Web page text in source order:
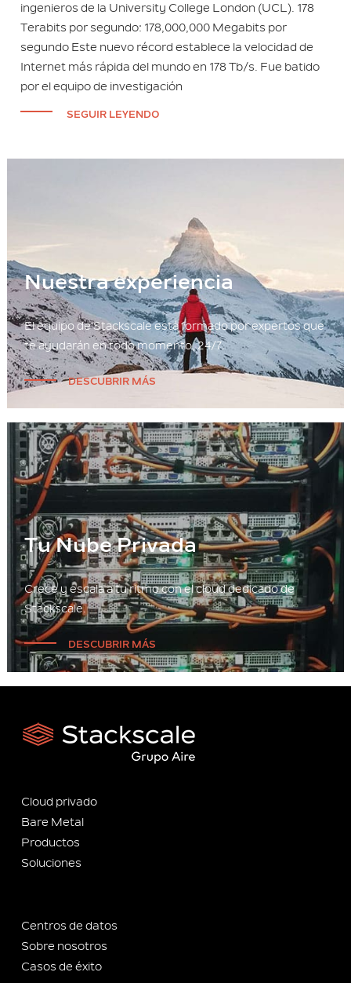
ingenieros de la University College London (UCL). 178
Terabits por segundo: 178,000,000 Megabits por
segundo Este nuevo récord establece la velocidad de
Internet más rápida del mundo en 178 Tb/s. Fue batido
por el equipo de investigación
SEGUIR LEYENDO
Nuestra experiencia
El equipo de Stackscale está formado por expertos que
te ayudarán en todo momento, 24/7.
DESCUBRIR MÁS
Tu Nube Privada
Crece y escala a tu ritmo con el cloud dedicado de
Stackscale.
DESCUBRIR MÁS
Cloud privado
Bare Metal
Productos
Soluciones
Centros de datos
Sobre nosotros
Casos de éxito